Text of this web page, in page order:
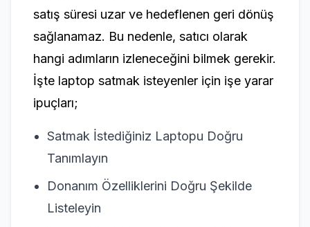
satış süresi uzar ve hedeflenen geri dönüş
sağlanamaz. Bu nedenle, satıcı olarak
hangi adımların izleneceğini bilmek gerekir.
İşte laptop satmak isteyenler için işe yarar
ipuçları;
Satmak İstediğiniz Laptopu Doğru
Tanımlayın
Donanım Özelliklerini Doğru Şekilde
Listeleyin